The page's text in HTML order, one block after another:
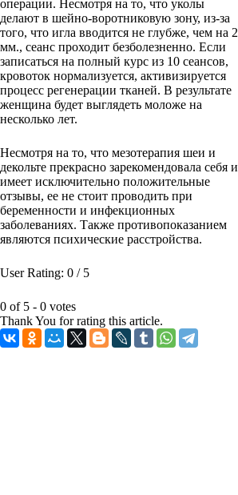
операции. Несмотря на то, что уколы
делают в шейно-воротниковую зону, из-за
того, что игла вводится не глубже, чем на 2
мм., сеанс проходит безболезненно. Если
записаться на полный курс из 10 сеансов,
кровоток нормализуется, активизируется
процесс регенерации тканей. В результате
женщина будет выглядеть моложе на
несколько лет.
Несмотря на то, что мезотерапия шеи и
декольте прекрасно зарекомендовала себя и
имеет исключительно положительные
отзывы, ее не стоит проводить при
беременности и инфекционных
заболеваниях. Также противопоказанием
являются психические расстройства.
User Rating: 0 / 5
0 of 5 - 0 votes
Thank You for rating this article.